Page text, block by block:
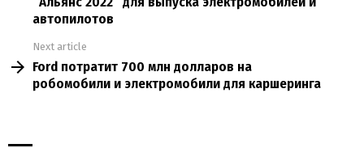
автопилотов
Next article
Ford потратит 700 млн долларов на
робомобили и электромобили для каршеринга